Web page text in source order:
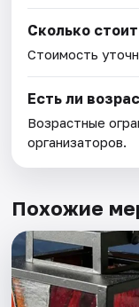
Сколько
Стоимость
Есть ли
Возрастные
организаторов.
Похожие